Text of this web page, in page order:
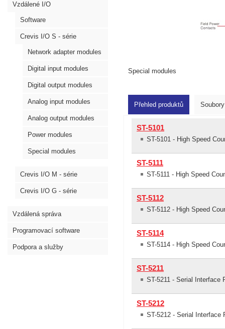
Vzdálené I/O
Software
Crevis I/O S - série
Network adapter modules
Digital input modules
Digital output modules
Analog input modules
Analog output modules
Power modules
Special modules
Crevis I/O M - série
Crevis I/O G - série
Vzdálená správa
Programovací software
Podpora a služby
Special modules
Přehled produktů
ST-5101
ST-5101 - High Speed
ST-5111
ST-5111 - High Speed
ST-5112
ST-5112 - High Speed
ST-5114
ST-5114 - High Speed
ST-5211
ST-5211 - Serial Interface
ST-5212
ST-5212 - Serial Interface